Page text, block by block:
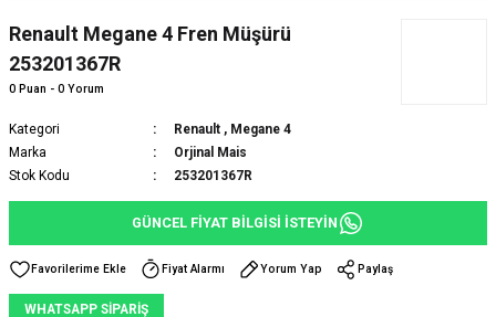
Renault Megane 4 Fren Müşürü
253201367R
0 Puan - 0 Yorum
Kategori Renault , Megane 4
Marka
Orjinal Mais
Stok Kodu
253201367R
GÜNCEL FİYAT BİLGİSİ İSTEYİN
Fiyat Alarmı Yorum Yap Paylaş
WHATSAPP SİPARİŞ